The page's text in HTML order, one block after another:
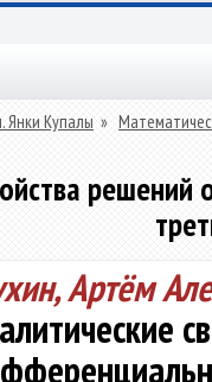
Янки Купалы »
Артём